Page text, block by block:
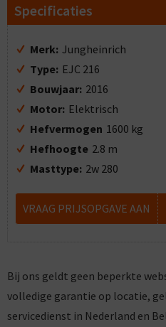
Specificaties
Merk: Jungheinrich
Type: EJC 216
Bouwjaar: 2016
Motor: Elektrisch
Hefvermogen 1600 kg
Hefhoogte 2.8 m
Masttype: 2w 280
VRAAG PRIJSOPGAVE AAN
Bij ons geldt geen beperkte
volledige garantie op locatie,
servicedienst in Nederland en